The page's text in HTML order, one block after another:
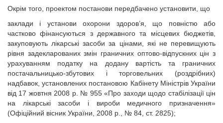
Окрім того, проектом постанови передбачено установити, що
заклади і установи охорони здоров’я, що повністю або
частково фінансуються з державного та місцевих бюджетів,
закуповують лікарські засоби за цінами, які не перевищують
рівня задекларованих змін граничних оптово-відпускних цін з
урахуванням податку на додану вартість та граничних
постачальницько-збутових і торговельних (роздрібних)
надбавок, установлених постановою Кабінету Міністрів України
від 17 жовтня 2008 р. № 955 «Про заходи щодо стабілізації цін
на лікарські засоби і вироби медичного призначення»
(Офіційний вісник України, 2008 р., № 84, ст. 2825);